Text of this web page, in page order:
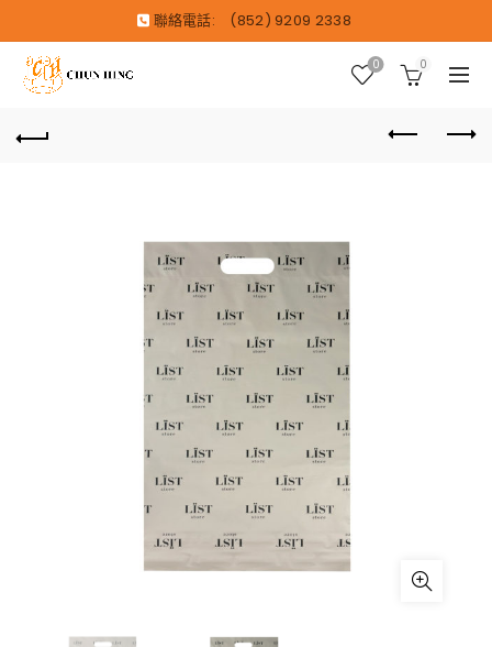
聯絡電話: (852) 9209 2338
0 0